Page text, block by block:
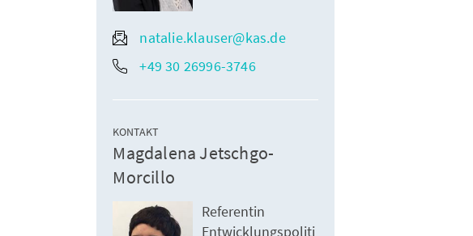
natalie.klauser@kas.de
+49 30 26996-3746
KONTAKT
Magdalena Jetschgo-
Morcillo
Referentin
Entwicklungspoliti